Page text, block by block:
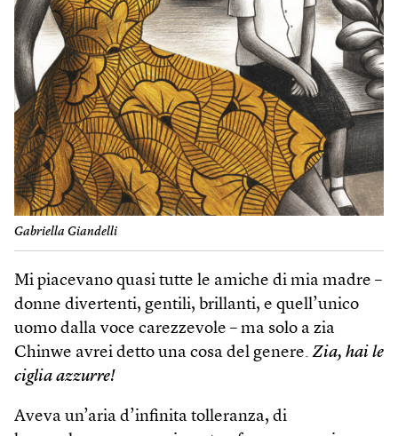
Gabriella Giandelli
Mi piacevano quasi tutte le amiche di mia madre –
donne divertenti, gentili, brillanti, e quell’unico
uomo dalla voce carezzevole – ma solo a zia
Chinwe avrei detto una cosa del genere.Zia, hai le
ciglia azzurre!
Aveva un’aria d’infinita tolleranza, di